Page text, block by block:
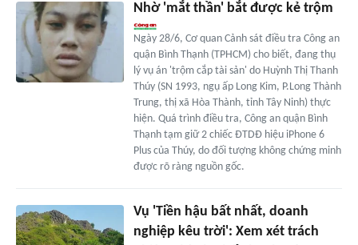
Nhờ 'mắt thần' bắt được kẻ trộm
Ngày 28/6, Cơ quan Cảnh sát điều tra Công an
quận Bình Thạnh (TPHCM) cho biết, đang thụ
lý vụ án 'trộm cắp tài sản' do Huỳnh Thị Thanh
Thúy (SN 1993, ngụ ấp Long Kim, P.Long Thành
Trung, thị xã Hòa Thành, tỉnh Tây Ninh) thực
hiện. Quá trình điều tra, Công an quận Bình
Thạnh tạm giữ 2 chiếc ĐTDĐ hiệu iPhone 6
Plus của Thúy, do đối tượng không chứng minh
được rõ ràng nguồn gốc.
Vụ 'Tiền hậu bất nhất, doanh
nghiệp kêu trời': Xem xét trách